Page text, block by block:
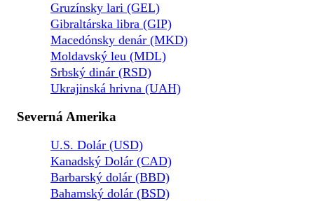
Gruzínsky lari (GEL)
Gibraltárska libra (GIP)
Macedónsky denár (MKD)
Moldavský leu (MDL)
Srbský dinár (RSD)
Ukrajinská hrivna (UAH)
Severná Amerika
U.S. Dolár (USD)
Kanadský Dolár (CAD)
Barbarský dolár (BBD)
Bahamský dolár (BSD)